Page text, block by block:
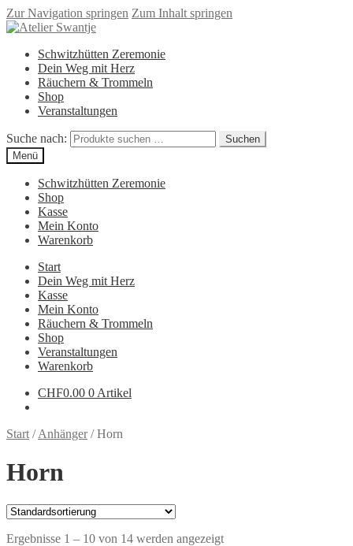
Zur Navigation springen Zum Inhalt springen
Schwitzhütten Zeremonie
Dein Weg mit Herz
Räuchern & Trommeln
Shop
Veranstaltungen
Suche nach:
Suchen
Menü
Schwitzhütten Zeremonie
Shop
Kasse
Mein Konto
Warenkorb
Start
Dein Weg mit Herz
Kasse
Mein Konto
Räuchern & Trommeln
Shop
Veranstaltungen
Warenkorb
CHF0.00 0 Artikel
Start /Anhänger/Horn
Horn
Ergebnisse 1 – 10 von 14 werden angezeigt